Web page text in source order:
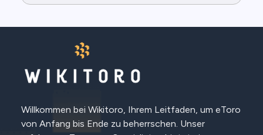
Willkommen bei Wikitoro, Ihrem Leitfaden, um eToro
von Anfang bis Ende zu beherrschen. Unser